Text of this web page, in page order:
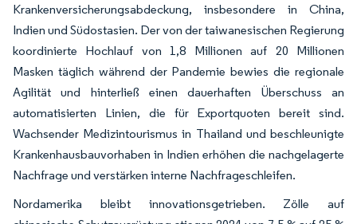
Krankenversicherungsabdeckung, insbesondere in China,
Indien und Südostasien. Der von der taiwanesischen Regierung
koordinierte Hochlauf von 1,8 Millionen auf 20 Millionen
Masken täglich während der Pandemie bewies die regionale
Agilität und hinterließ einen dauerhaften Überschuss an
automatisierten Linien, die für Exportquoten bereit sind.
Wachsender Medizintourismus in Thailand und beschleunigte
Krankenhausbauvorhaben in Indien erhöhen die nachgelagerte
Nachfrage und verstärken interne Nachfrageschleifen.
Nordamerika bleibt innovationsgetrieben. Zölle auf